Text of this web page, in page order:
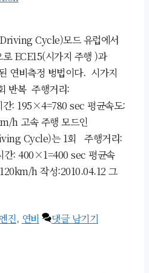
Cycle)모드 유럽에서
ECE15(시가지 주행 )과
연비측정 벙법이다. 시가지
반복 주행거리:
: 195×4=780 sec 평균속도:
h 고속 주행 모드인
Cycle)는 1회 주행거리:
: 400×1=400 sec 평균속
h 작성:2010.04.12 그
엔진, 연비 댓글 남기기